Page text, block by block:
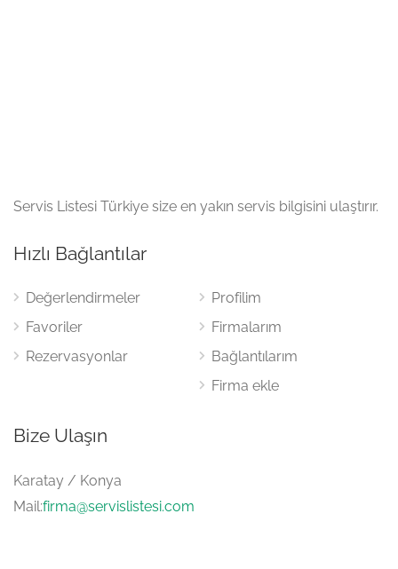
Servis Listesi Türkiye size en yakın servis bilgisini ulaştırır.
Hızlı Bağlantılar
Değerlendirmeler
Favoriler
Rezervasyonlar
Profilim
Firmalarım
Bağlantılarım
Firma ekle
Bize Ulaşın
Karatay / Konya
Mail:firma@servislistesi.com